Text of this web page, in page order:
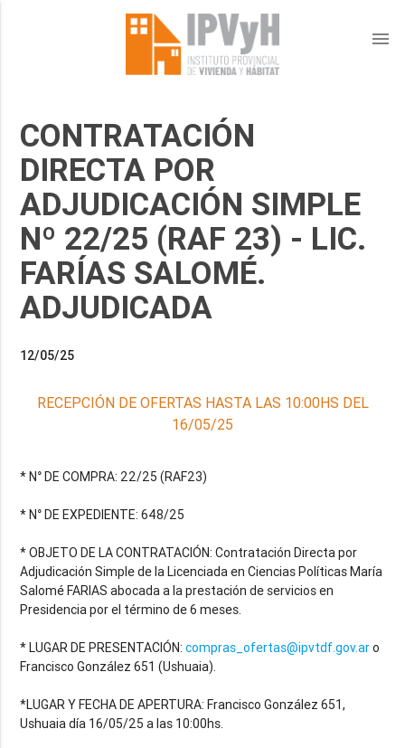
menu
CONTRATACIÓN
DIRECTA POR
ADJUDICACIÓN SIMPLE
Nº 22/25 (RAF 23) - LIC.
FARÍAS SALOMÉ.
ADJUDICADA
12/05/25
RECEPCIÓN DE OFERTAS HASTA LAS 10:00HS DEL
16/05/25
* N° DE COMPRA: 22/25 (RAF23)
* N° DE EXPEDIENTE: 648/25
* OBJETO DE LA CONTRATACIÓN: Contratación Directa por
Adjudicación Simple de la Licenciada en Ciencias Políticas María
Salomé FARIAS abocada a la prestación de servicios en
Presidencia por el término de 6 meses.
* LUGAR DE PRESENTACIÓN:compras_ofertas@ipvtdf.gov.aro
Francisco González 651 (Ushuaia).
*LUGAR Y FECHA DE APERTURA: Francisco González 651,
Ushuaia día 16/05/25 a las 10:00hs.